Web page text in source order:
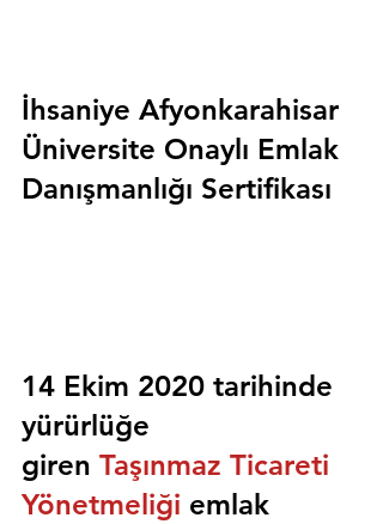
İhsaniye Afyonkarahisar
Üniversite Onaylı Emlak
Danışmanlığı Sertifikası
14 Ekim 2020 tarihinde
yürürlüğe
giren Taşınmaz Ticareti
Yönetmeliği emlak